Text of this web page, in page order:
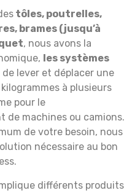
tôles, poutrelles,
brames (jusqu’à
, nous avons la
les systèmes
lever et déplacer une
à plusieurs
pour le
machines ou camions.
de votre besoin, nous
nécessaire au bon
différents produits